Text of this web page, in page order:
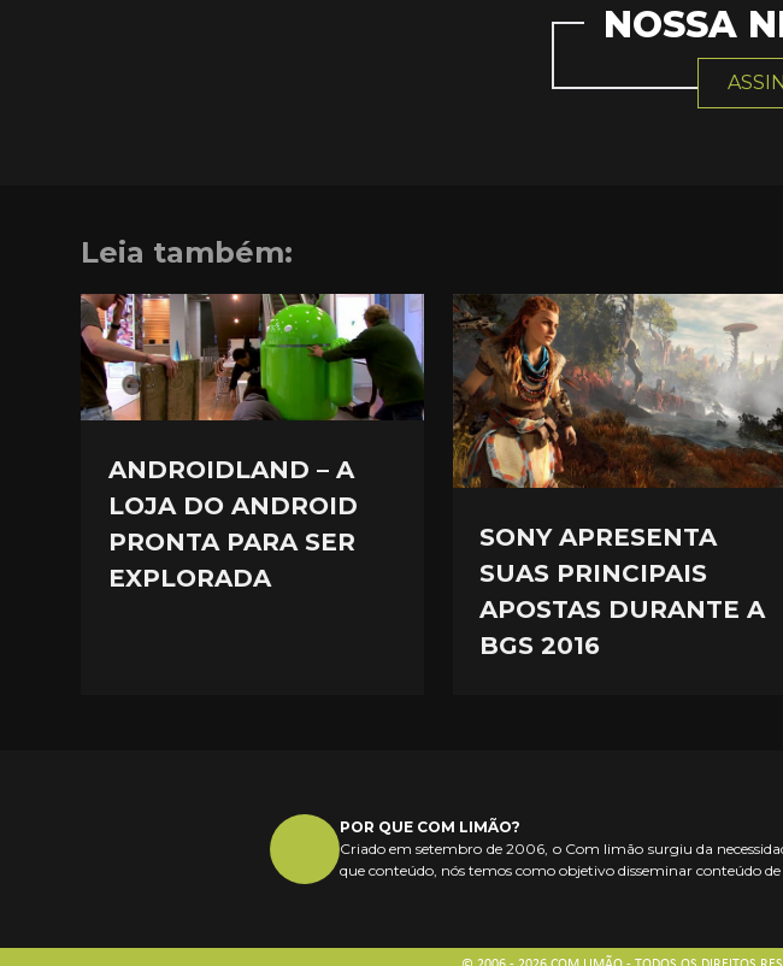
NOSSA
Leia também:
ANDROIDLAND – A
LOJA DO ANDROID
PRONTA PARA SER
EXPLORADA
SONY APRESENTA
SUAS PRINCIPAIS
APOSTAS DURANTE A
BGS 2016
POR QUE COM LIMÃO?
Criado em setembro de 2006, o Com limão surgiu da
que conteúdo, nós temos como objetivo disseminar conteúdo